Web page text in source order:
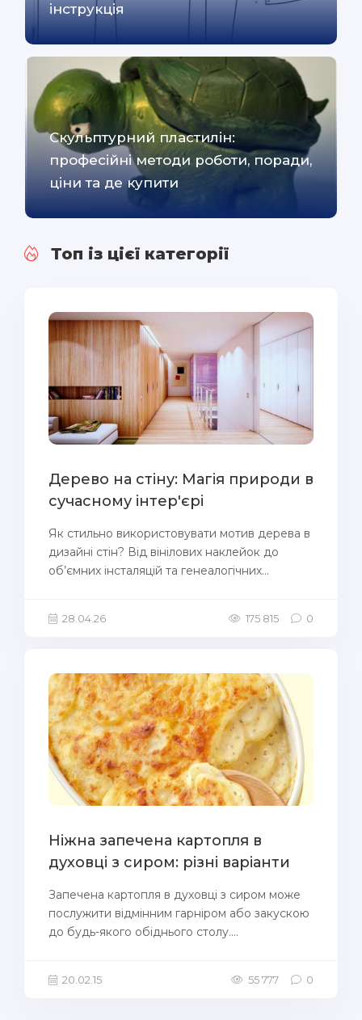
інструкція
Скульптурний пластилін:
професійні методи роботи, поради,
ціни та де купити
Топ із цієї категорії
Дерево на стіну: Магія природи в
сучасному інтер'єрі
Як стильно використовувати мотив дерева в
дизайні стін? Від вінілових наклейок до
об’ємних інсталяцій та генеалогічних...
28.04.26 175 815 0
Ніжна запечена картопля в
духовці з сиром: різні варіанти
Запечена картопля в духовці з сиром може
послужити відмінним гарніром або закускою
до будь-якого обіднього столу....
20.02.15 55 777 0